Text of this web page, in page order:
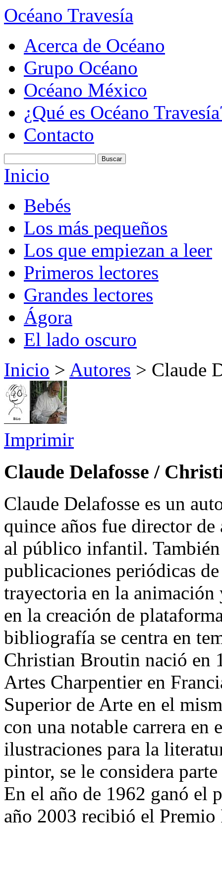
Océano Travesía
Acerca de Océano
Grupo Océano
Océano México
¿Qué es Océano
Contacto
Inicio
Bebés
Los más pequeños
Los que empiezan a leer
Primeros lectores
Grandes lectores
Ágora
El lado oscuro
Inicio > Autores > Claude
Imprimir
Claude Delafosse /
Claude Delafosse es un
quince años fue director
al público infantil.
publicaciones periódicas
trayectoria en la
en la creación de
bibliografía se centra en
Christian Broutin nació en
Artes Charpentier en
Superior de Arte en el
con una notable carrera en
ilustraciones para la
pintor, se le considera
En el año de 1962 ganó el
año 2003 recibió el